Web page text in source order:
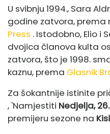
U svibnju 1994., Sara
godine zatvora, prema
Press . Istodobno, Elio i
dvojica članova kulta
zatvora, što je 1998.
kaznu, prema Glasnik
Za šokantnije istinite
, 'Namjestiti Nedjelja,
premijeru sezone na